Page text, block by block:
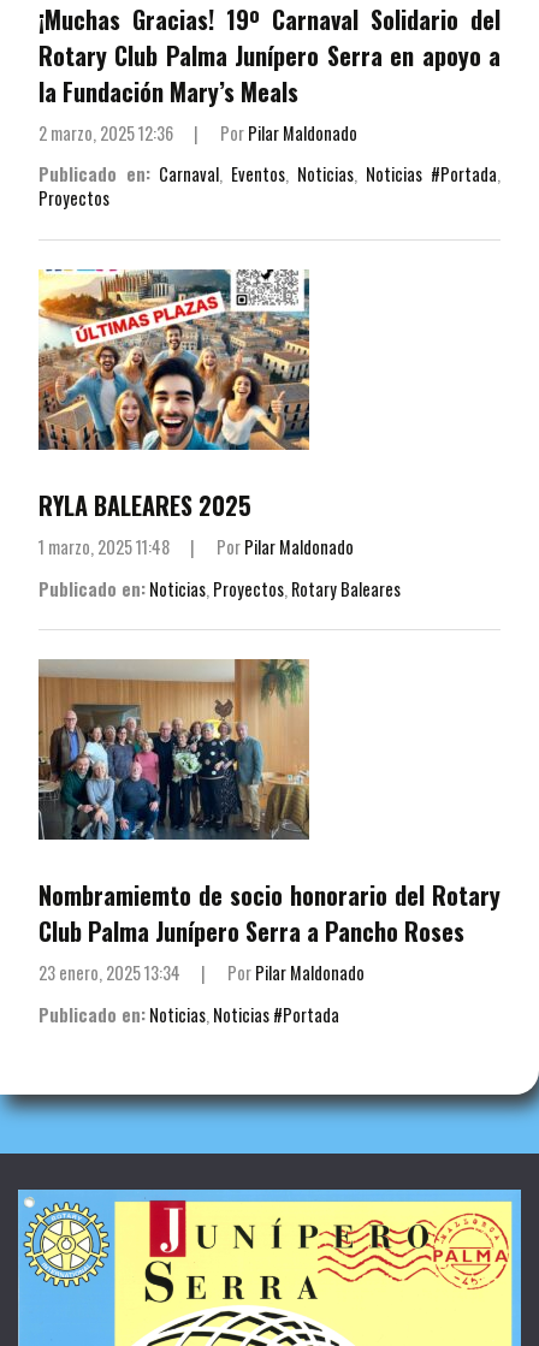
¡Muchas Gracias! 19º Carnaval Solidario del
Rotary Club Palma Junípero Serra en apoyo a
la Fundación Mary’s Meals
2 marzo, 2025 12:36 | PorPilar Maldonado
Publicado en: Carnaval, Eventos, Noticias, Noticias #Portada,
Proyectos
RYLA BALEARES 2025
1 marzo, 2025 11:48 | PorPilar Maldonado
Publicado en:Noticias, Proyectos, Rotary Baleares
Nombramiemto de socio honorario del Rotary
Club Palma Junípero Serra a Pancho Roses
23 enero, 2025 13:34 | PorPilar Maldonado
Publicado en:Noticias, Noticias #Portada